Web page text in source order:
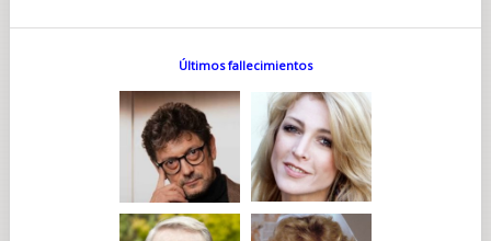
Últimos fallecimientos